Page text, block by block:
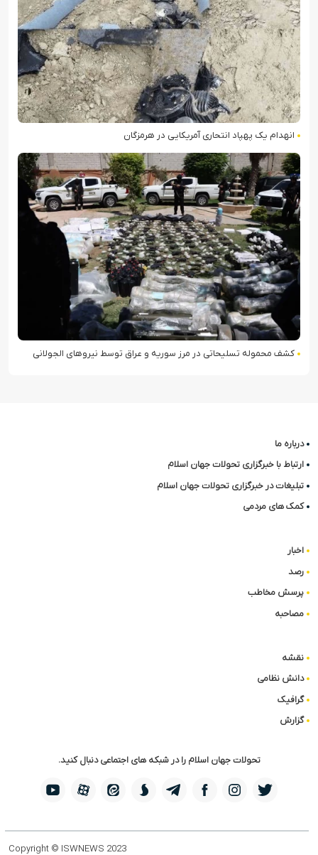
انهدام یک پهپاد انتحاری آمریکایی در هرمزگان
کشف محموله تسلیحاتی در مرز سوریه و عراق توسط نیروهای الجولانی
درباره ما
ارتباط با خبرگزاری تحولات جهان اسلام
تبلیغات در خبرگزاری تحولات جهان اسلام
کمک های مردمی
اخبار
رصد
پرسش مخاطب
مصاحبه
نقشه
دانش نظامی
گرافیک
گزارش
تحولات جهان اسلام را در شبکه های اجتماعی دنبال کنید.
Copyright © ISWNEWS 2023